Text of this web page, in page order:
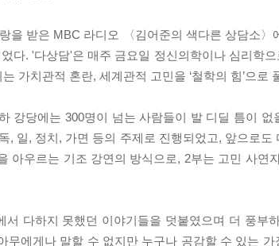
을 받은 MBC 라디오 〈김어준의 색다른 상담소〉
었다. '다상담'은 매주 금요일 정신의학이나 심리학
가치관적 혼란, 세계관적 고민을 ‘철학의 힘’으로
강당에는 300명이 넘는 사람들이 발 디딜 틈이
, 일, 정치, 가면 등의 주제로 진행되었고, 앞으로
아우르는 기조 강연의 방식으로, 2부는 고민 사연
다하지 못했던 이야기들을 덧붙였으며 더 풍부
아무에게나 말할 수 없지만 누구나 공감할 수 있는